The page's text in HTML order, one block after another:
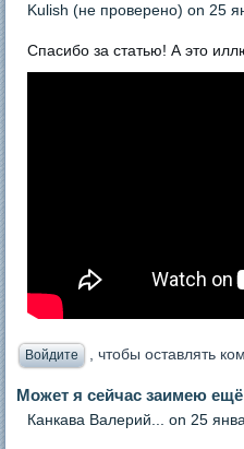
Kulish (не проверено) on 25
Спасибо за статью! А это
Войдите , чтобы оставлять
Может я сейчас заимею ещё
Канкава Валерий... on 25